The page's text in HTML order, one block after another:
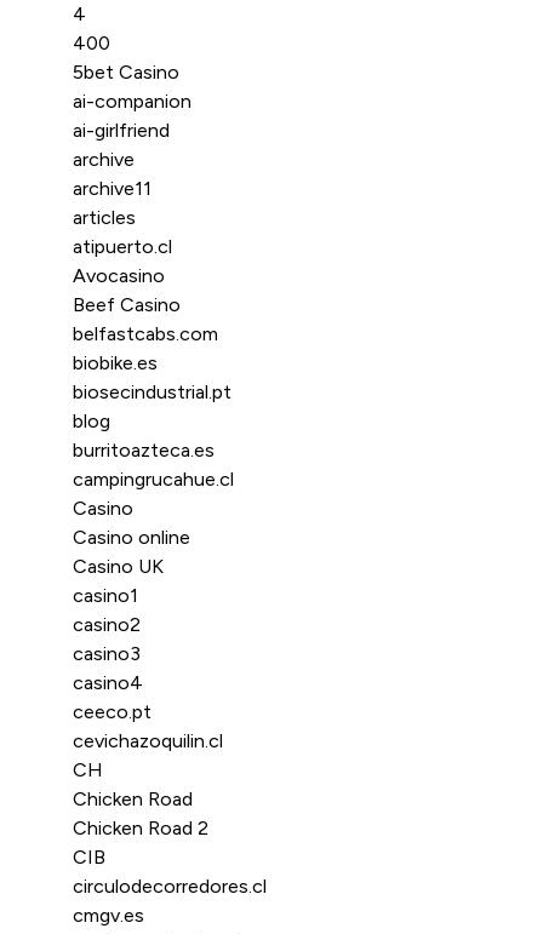
4
400
5bet Casino
ai-companion
ai-girlfriend
archive
archive11
articles
atipuerto.cl
Avocasino
Beef Casino
belfastcabs.com
biobike.es
biosecindustrial.pt
blog
burritoazteca.es
campingrucahue.cl
Casino
Casino online
Casino UK
casino1
casino2
casino3
casino4
ceeco.pt
cevichazoquilin.cl
CH
Chicken Road
Chicken Road 2
CIB
circulodecorredores.cl
cmgv.es